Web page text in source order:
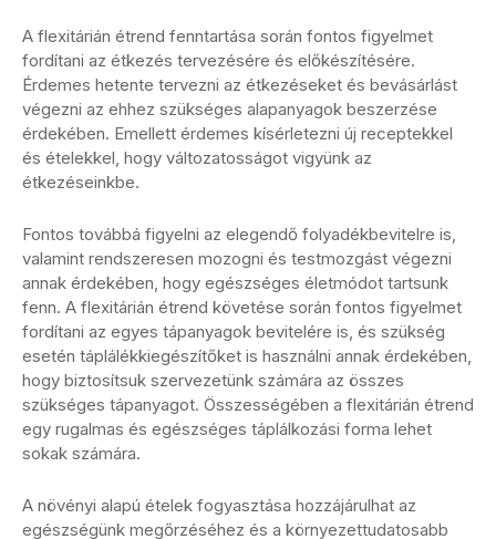
A flexitárián étrend fenntartása során fontos figyelmet
fordítani az étkezés tervezésére és előkészítésére.
Érdemes hetente tervezni az étkezéseket és bevásárlást
végezni az ehhez szükséges alapanyagok beszerzése
érdekében. Emellett érdemes kísérletezni új receptekkel
és ételekkel, hogy változatosságot vigyünk az
étkezéseinkbe.
Fontos továbbá figyelni az elegendő folyadékbevitelre is,
valamint rendszeresen mozogni és testmozgást végezni
annak érdekében, hogy egészséges életmódot tartsunk
fenn. A flexitárián étrend követése során fontos figyelmet
fordítani az egyes tápanyagok bevitelére is, és szükség
esetén táplálékkiegészítőket is használni annak érdekében,
hogy biztosítsuk szervezetünk számára az összes
szükséges tápanyagot. Összességében a flexitárián étrend
egy rugalmas és egészséges táplálkozási forma lehet
sokak számára.
A növényi alapú ételek fogyasztása hozzájárulhat az
egészségünk megőrzéséhez és a környezettudatosabb